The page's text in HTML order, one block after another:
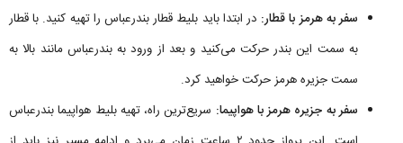
سفر به هرمز با قطار: در ابتدا باید بلیط قطار بندرعباس را تهیه کنید. با قطار
به سمت این بندر حرکت می‌کنید و بعد از ورود به بندرعباس مانند بالا به
سمت جزیره هرمز حرکت خواهید کرد.
سفر به جزیره هرمز با هواپیما: سریع‌ترین راه، تهیه بلیط هواپیما بندرعباس